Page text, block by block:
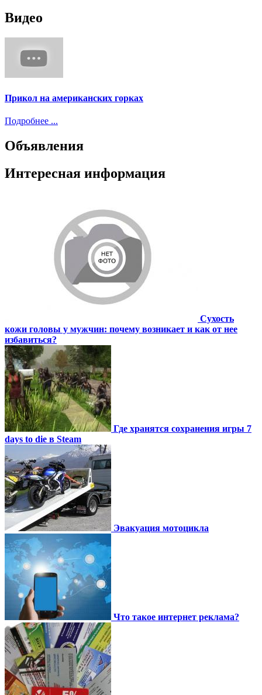
Видео
Прикол на американских горках
Подробнее ...
Объявления
Интересная информация
Сухость
кожи головы у мужчин: почему возникает и как от нее
избавиться?
Где хранятся сохранения игры 7
days to die в Steam
Эвакуация мотоцикла
Что такое интернет реклама?